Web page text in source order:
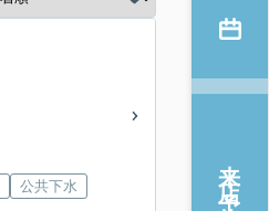
公共下水 来店予約